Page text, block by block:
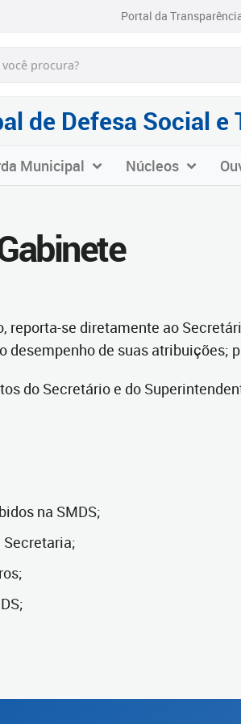
Portal da
de Defesa Social e
Municipal Núcleos
reporta-se diretamente ao
desempenho de suas atribuições;
do Secretário e do
na SMDS;